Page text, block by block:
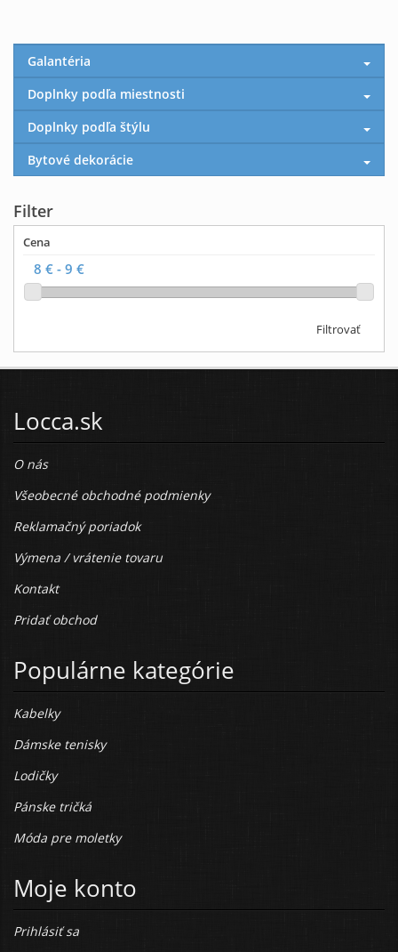
Galantéria
Doplnky podľa miestnosti
Doplnky podľa štýlu
Bytové dekorácie
Filter
Cena
Filtrovať
Locca.sk
O nás
Všeobecné obchodné podmienky
Reklamačný poriadok
Výmena / vrátenie tovaru
Kontakt
Pridať obchod
Populárne kategórie
Kabelky
Dámske tenisky
Lodičky
Pánske tričká
Móda pre moletky
Moje konto
Prihlásiť sa